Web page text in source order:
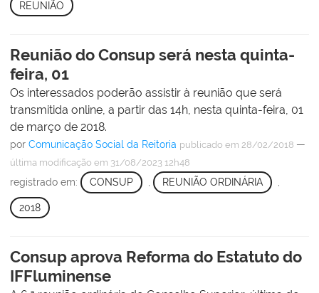
REUNIÃO
Reunião do Consup será nesta quinta-
feira, 01
Os interessados poderão assistir à reunião que será
transmitida online, a partir das 14h, nesta quinta-feira, 01
de março de 2018.
por Comunicação Social da Reitoria publicado em 28/02/2018 —
última modificação em 31/08/2023 12h48
registrado em: CONSUP , REUNIÃO ORDINÁRIA ,
2018
Consup aprova Reforma do Estatuto do
IFFluminense